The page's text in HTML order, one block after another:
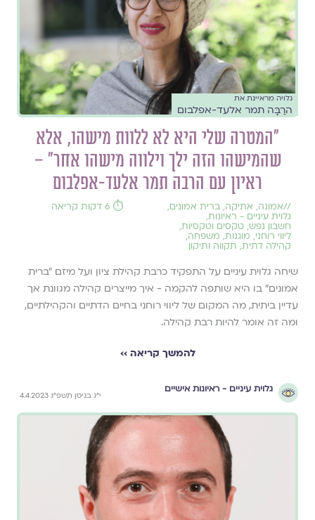
גלויה מראיינת את
הרַבָּה תמר אלעד-אפלבום
"המטרה שלי היא לא ללוות מישהו, אלא
שהמישהו הזה ילך וילווה מישהו אחר" –
ראיון עם הרבה תמר אלעד-אפלבום
//אמונה, אתיקה, ברית אמונים,
גלוית עיניים - ראיונות,
חשבון נפש, טקסים וטקסיות,
ליווי רוחני, מוגנות, משפחה,
קהילה דתית, תקווה ותיקון
⏱️ 6 דקות קריאה
שיחה גלוית עיניים על התפקיד כרבת קהילת ציון ועל מיזם ״ברית
אמונים״ בו היא שותפה להקמה - איך מייצרים קהילה מגוונת אך
עדיין ביתית, מה המקום של ליווי רוחני בחיים הדתיים והקהילתיים,
ומה זה אומר להיות רבת קהילה.
להמשך קריאה ››
גלוית עיניים - ראיונות אישיים
י״ג בניסן תשפ״ג 4.4.2023